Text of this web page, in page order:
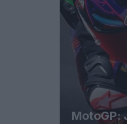
MotoGP: